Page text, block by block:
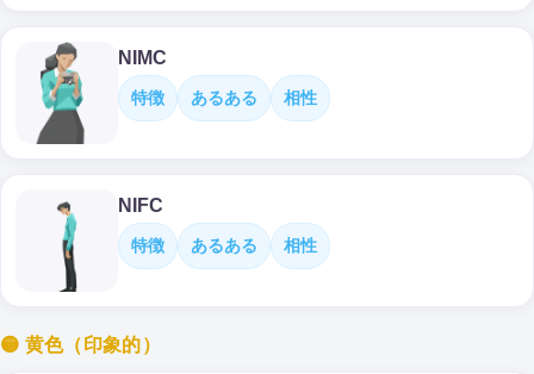
NIMC
特徴 あるある 相性
NIFC
特徴 あるある 相性
🟡 黄色（印象的）